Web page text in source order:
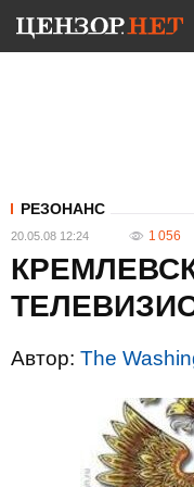
РЕЗОНАНС
20.05.08 12:24 1 056
Автор: The